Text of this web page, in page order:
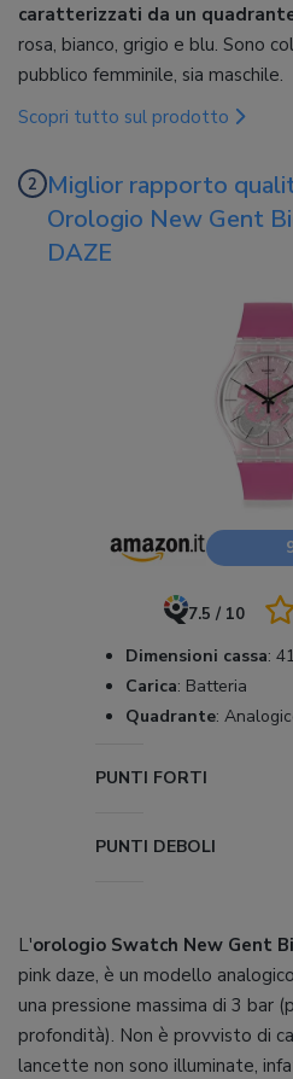
caratterizzati da un
rosa, bianco, grigio e blu. Sono
pubblico femminile, sia maschile.
Scopri tutto sul prodotto
Miglior rapporto
Orologio New Gent
DAZE
7.5 / 10
Dimensioni cassa:
Carica: Batteria
Quadrante:
PUNTI FORTI
PUNTI DEBOLI
L'orologio Swatch New Gent
pink daze, è un modello
una pressione massima di 3 bar
profondità). Non è provvisto di
lancette non sono illuminate,